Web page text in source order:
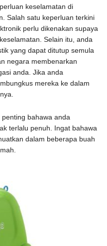
keselamatan di
Salah satu keperluan terkini
perlu dikenakan supaya
Selain itu, anda
yang dapat ditutup semula
negara membenarkan
anda. Jika anda
mereka ke dalam
bahawa anda
terlalu penuh. Ingat bahawa
dalam beberapa buah